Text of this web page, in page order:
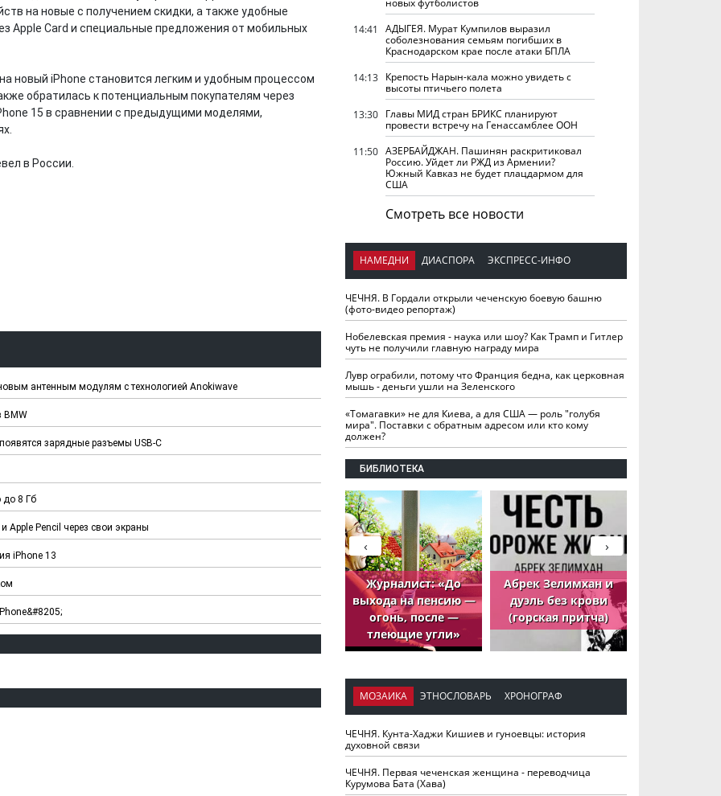
на новые с получением скидки, а также удобные
Apple Card и специальные предложения от мобильных
новый iPhone становится легким и удобным процессом
обратилась к потенциальным покупателям через
15 в сравнении с предыдущими моделями,
в России.
антенным модулям с технологией Anokiwave
BMW
зарядные разъемы USB-C
до 8 Гб
Apple Pencil через свои экраны
iPhone 13
новых футболистов
14:41
АДЫГЕЯ. Мурат Кумпилов выразил
соболезнования семьям погибших в
Краснодарском крае после атаки БПЛА
14:13 Крепость Нарын-кала можно увидеть с
высоты птичьего полета
13:30 Главы МИД стран БРИКС планируют
провести встречу на Генассамблее ООН
11:50 АЗЕРБАЙДЖАН. Пашинян раскритиковал
Россию. Уйдет ли РЖД из Армении?
Южный Кавказ не будет плацдармом для
США
Смотреть все новости
НАМЕДНИ ДИАСПОРА ЭКСПРЕСС-ИНФО
ЧЕЧНЯ. В Гордали открыли чеченскую боевую башню
(фото-видео репортаж)
Нобелевская премия - наука или шоу? Как Трамп и Гитлер
чуть не получили главную награду мира
Лувр ограбили, потому что Франция бедна, как церковная
мышь - деньги ушли на Зеленского
«Томагавки» не для Киева, а для США — роль "голубя
мира". Поставки с обратным адресом или кто кому
должен?
БИБЛИОТЕКА
илли
мурд - обарг Вара
Журналист: «До
выхода на пенсию —
огонь, после —
тлеющие угли»
Абрек Зелимхан и
дуэль без крови
(горская притча)
›
‹
МОЗАИКА ЭТНОСЛОВАРЬ ХРОНОГРАФ
ЧЕЧНЯ. Кунта-Хаджи Кишиев и гуноевцы: история
духовной связи
ЧЕЧНЯ. Первая чеченская женщина - переводчица
Курумова Бата (Хава)